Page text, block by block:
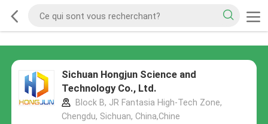
Sichuan Hongjun Science and
Technology Co., Ltd.
Block B, JR Fantasia High-Tech Zone,
Chengdu, Sichuan, China,Chine